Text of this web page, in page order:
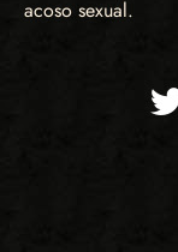
acoso sexual.